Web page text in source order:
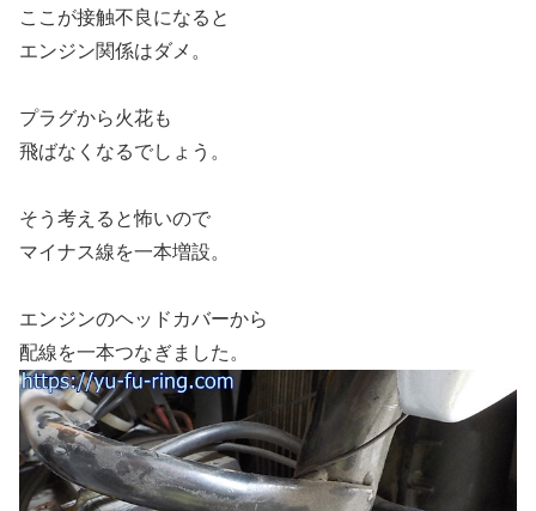
ここが接触不良になると
エンジン関係はダメ。
プラグから火花も
飛ばなくなるでしょう。
そう考えると怖いので
マイナス線を一本増設。
エンジンのヘッドカバーから
配線を一本つなぎました。